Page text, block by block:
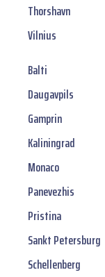
Thorshavn
Vilnius
Balti
Daugavpils
Gamprin
Kaliningrad
Monaco
Panevezhis
Pristina
Sankt Petersburg
Schellenberg